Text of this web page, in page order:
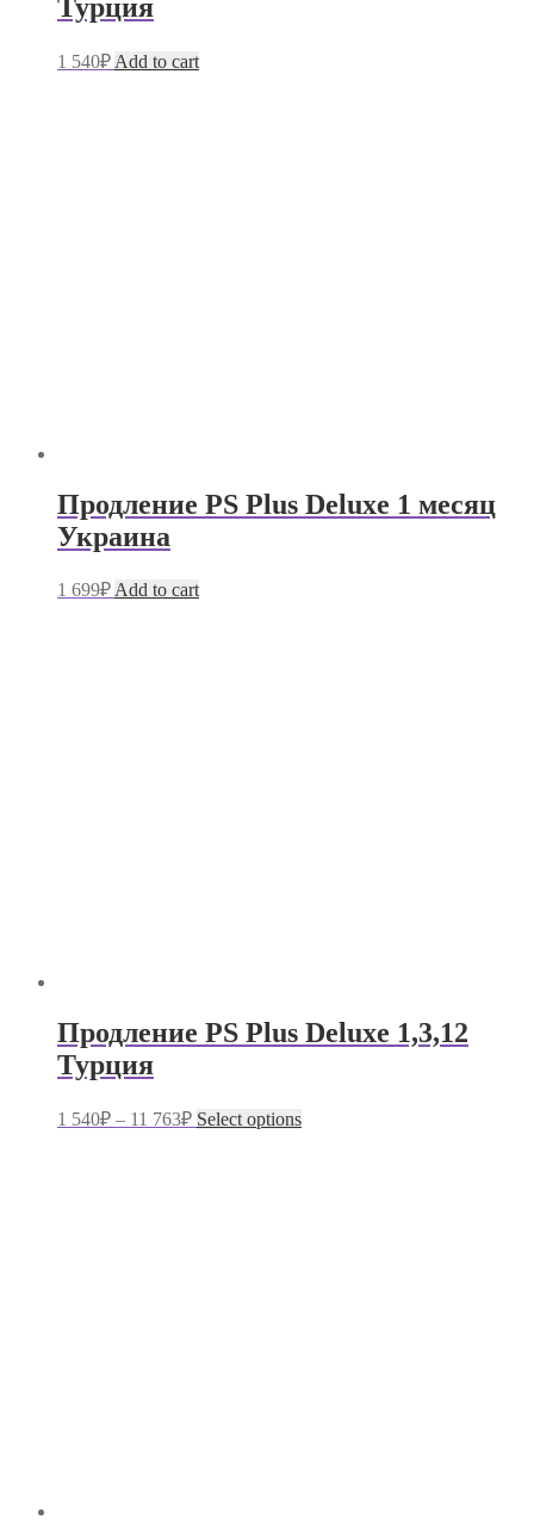
Турция
1 540₽ Add to cart
Продление PS Plus Deluxe 1 месяц
Украина
1 699₽Add to cart
Продление PS Plus Deluxe 1,3,12
Турция
1 540₽ – 11 763₽ Select options